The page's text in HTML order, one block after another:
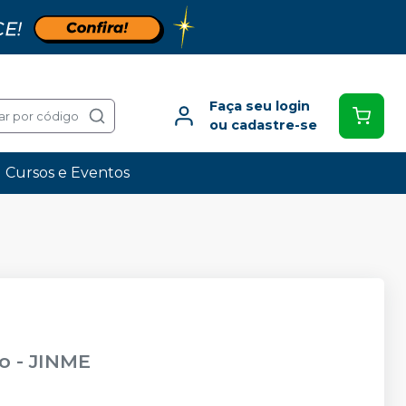
por código
Faça seu login
ou cadastre-se
Cursos e Eventos
-JINME